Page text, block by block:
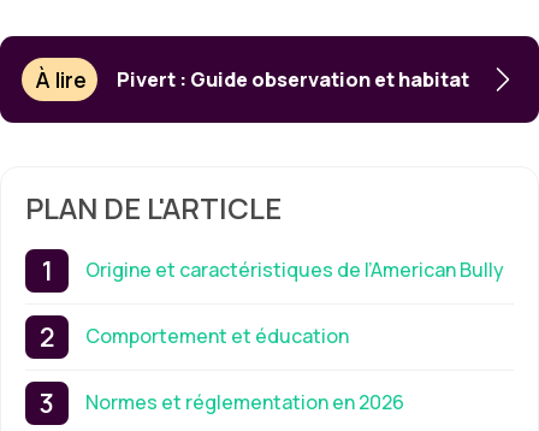
À lire Pivert : Guide observation et habitat
PLAN DE L'ARTICLE
Origine et caractéristiques de l’American Bully
Comportement et éducation
Normes et réglementation en 2026